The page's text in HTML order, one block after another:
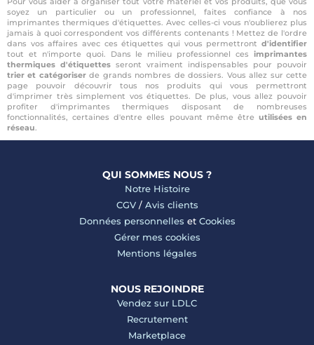
soyez un particulier ou un professionnel, faites confiance à nos
imprimantes thermiques d'étiquettes. Avec celles-ci vous n'oublierez plus
jamais à quoi correspondent vos différents contenants ! Mettez de l'ordre
dans vos affaires avec ces étiquettes qui vous permettront d'identifier
tout et n'importe quoi. Dans le milieu professionnel ces imprimantes
thermiques d'étiquettes seront vraiment indispensables pour pouvoir
trier et catégoriserde grands nombres de dossiers. Vous allez sur cette
page pouvoir découvrir tous nos produits qui vous permettront
d'imprimer très simplement vos étiquettes. De plus, vous allez pouvoir
profiter d'imprimantes thermiques disposant de nombreuses
fonctionnalités, certaines d'entre elles pouvant même être utilisées en
réseau.
QUI SOMMES NOUS ?
Notre Histoire
CGV/ Avis clients
Données personnelles et Cookies
Gérer mes cookies
Mentions légales
NOUS REJOINDRE
Vendez sur LDLC
Recrutement
Marketplace